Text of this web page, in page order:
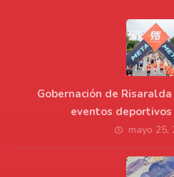
Gobernación de
eventos
mayo 25,